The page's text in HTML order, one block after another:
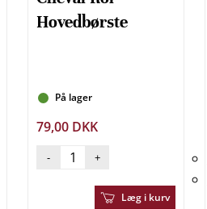
Hovedbørste
På lager
79,00 DKK
- +
Læg i kurv